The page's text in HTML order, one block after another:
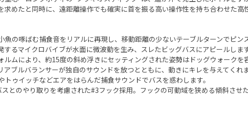
めたと同時に、遠距離操作でも確実に首を振る高い操作性を持ち合わせた高
の啄ばむ捕食音をリアルに再現し、移動距離の少ないテーブルターンでピン
るマイクロバイブが水面に微波動を生み、スレたビッグバスにアピールします
ムにより、約15度の斜め浮きにセッティングされた姿勢はドッグウォーク
ブルバランサーが独自のサウンドを放つとともに、動きにキレを与えてくれ
ゥイッチなどエアをはらんだ捕食サウンドでバスを惑わします。
とのやり取りを考慮された#3フック採用。フックの可動域を狭める傾斜させ